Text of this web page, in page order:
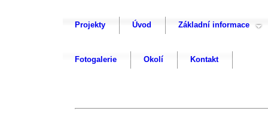
Projekty Úvod Základní informace
Fotogalerie Okolí Kontakt